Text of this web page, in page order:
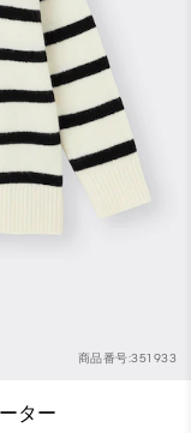
商品番号:351933
ター